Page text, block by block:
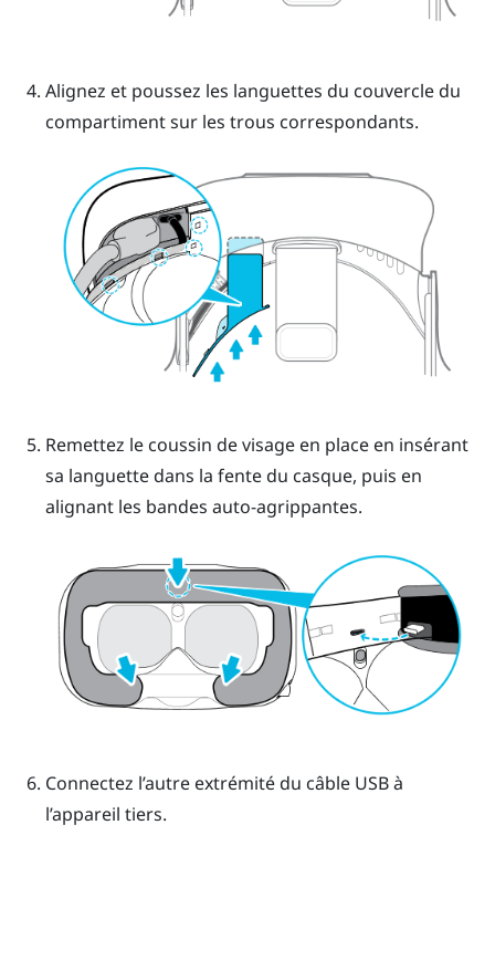
Alignez et poussez les languettes du couvercle du
compartiment sur les trous correspondants.
Remettez le coussin de visage en place en insérant
sa languette dans la fente du casque, puis en
alignant les bandes auto-agrippantes.
Connectez l’autre extrémité du câble USB à
l’appareil tiers.